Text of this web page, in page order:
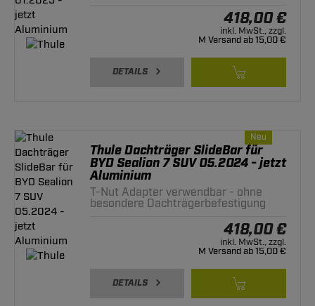
418,00 €
inkl. MwSt., zzgl.
M Versand ab 15,00 €
DETAILS
Neu
Thule Dachträger SlideBar für
BYD Sealion 7 SUV 05.2024 - jetzt
Aluminium
T-Nut Adapter verwendbar - ohne
besondere Dachträgerbefestigung
418,00 €
inkl. MwSt., zzgl.
M Versand ab 15,00 €
DETAILS